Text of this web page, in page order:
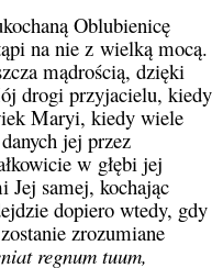
Oblubienicę
na nie z wielką mocą.
mądrością, dzięki
drogi przyjacielu, kiedy
Maryi, kiedy wiele
jej przez
w głębi jej
Jej samej, kochając
dopiero wtedy, gdy
zrozumiane
regnum tuum,